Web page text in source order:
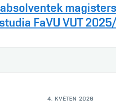
absolventek
studia FaVU VUT
4. KVĚTEN 2026